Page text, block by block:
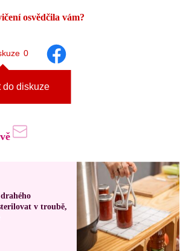
osvědčila vám?
0
diskuze
v troubě,